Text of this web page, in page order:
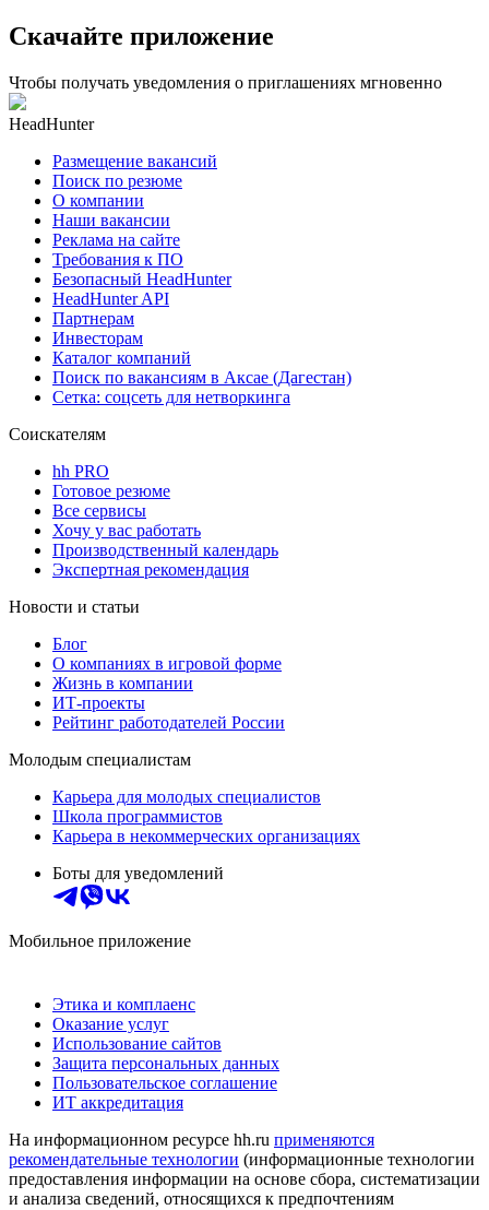
Скачайте приложение
Чтобы получать уведомления о приглашениях мгновенно
HeadHunter
Размещение вакансий
Поиск по резюме
О компании
Наши вакансии
Реклама на сайте
Требования к ПО
Безопасный HeadHunter
HeadHunter API
Партнерам
Инвесторам
Каталог компаний
Поиск по вакансиям в Аксае (Дагестан)
Сетка: соцсеть для нетворкинга
Соискателям
hh PRO
Готовое резюме
Все сервисы
Хочу у вас работать
Производственный календарь
Экспертная рекомендация
Новости и статьи
Блог
О компаниях в игровой форме
Жизнь в компании
ИТ-проекты
Рейтинг работодателей России
Молодым специалистам
Карьера для молодых специалистов
Школа программистов
Карьера в некоммерческих организациях
Боты для уведомлений
Мобильное приложение
Этика и комплаенс
Оказание услуг
Использование сайтов
Защита персональных данных
Пользовательское соглашение
ИТ аккредитация
На информационном ресурсе hh.ru применяются
рекомендательные технологии (информационные технологии
предоставления информации на основе сбора, систематизации
и анализа сведений, относящихся к предпочтениям